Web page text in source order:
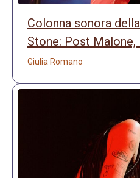
Colonna sonora
Stone: Post Malone,
Giulia Romano